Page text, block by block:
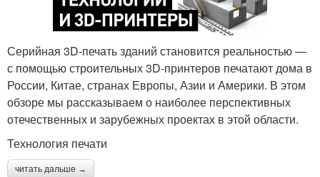
Серийная 3D-печать зданий становится реальностью —
с помощью строительных 3D-принтеров печатают дома в
России, Китае, странах Европы, Азии и Америки. В этом
обзоре мы рассказываем о наиболее перспективных
отечественных и зарубежных проектах в этой области.
Технология печати
читать дальше →